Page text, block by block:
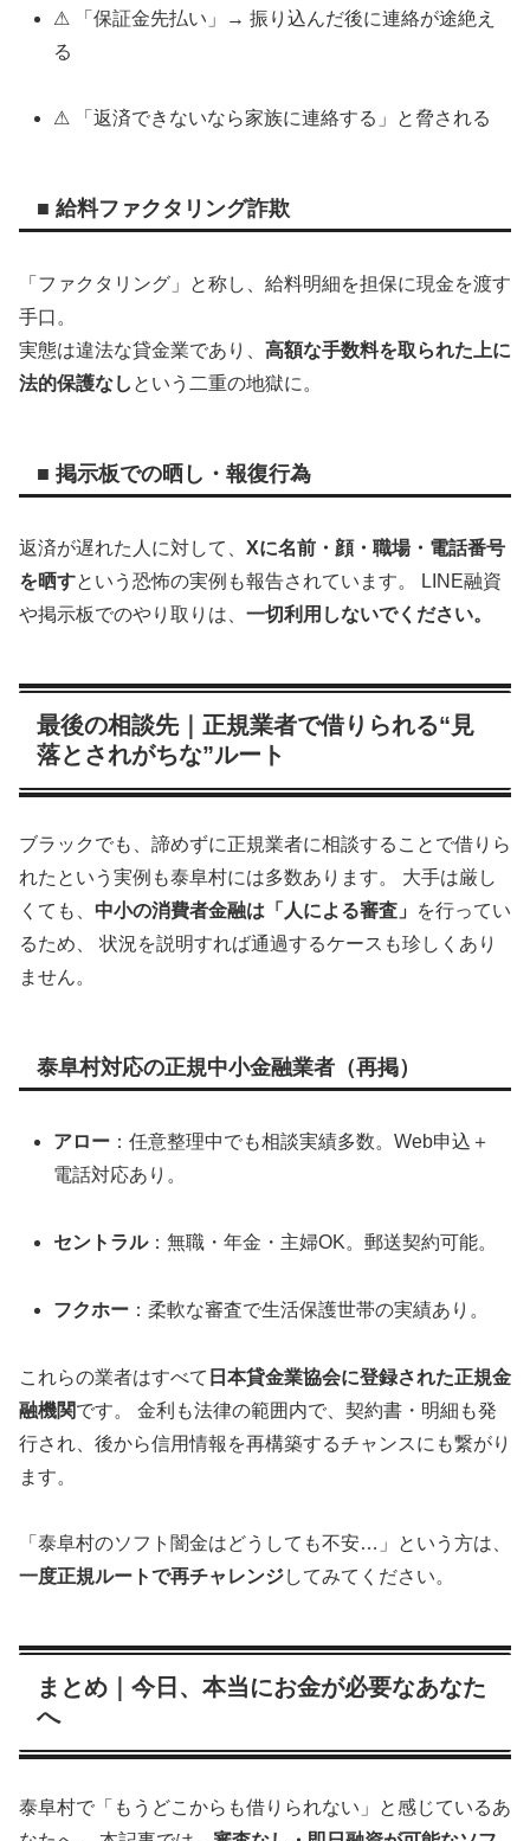
⚠ 「保証金先払い」→ 振り込んだ後に連絡が途絶え
る
⚠ 「返済できないなら家族に連絡する」と脅される
■ 給料ファクタリング詐欺
「ファクタリング」と称し、給料明細を担保に現金を渡す
手口。
実態は違法な貸金業であり、 高額な手数料を取られた上に
法的保護なし という二重の地獄に。
■ 掲示板での晒し・報復行為
返済が遅れた人に対して、 Xに名前・顔・職場・電話番号
を晒すという恐怖の実例も報告されています。 LINE融資
や掲示板でのやり取りは、 一切利用しないでください。
最後の相談先｜正規業者で借りられる“見
落とされがちな”ルート
ブラックでも、諦めずに正規業者に相談することで借りら
れたという実例も泰阜村には多数あります。 大手は厳し
くても、 中小の消費者金融は「人による審査」
を行ってい
るため、 状況を説明すれば通過するケースも珍しくあり
ません。
泰阜村対応の正規中小金融業者（再掲）
アロー ：任意整理中でも相談実績多数。Web申込＋
電話対応あり。
セントラル：無職・年金・主婦OK。郵送契約可能。
フクホー ：柔軟な審査で生活保護世帯の実績あり。
これらの業者はすべて 日本貸金業協会に登録された正規金
融機関です。 金利も法律の範囲内で、契約書・明細も発
行され、後から信用情報を再構築するチャンスにも繋がり
ます。
「泰阜村のソフト闇金はどうしても不安…」という方は、
一度正規ルートで再チャレンジしてみてください。
まとめ｜今日、本当にお金が必要なあなた
へ
泰阜村で「もうどこからも借りられない」と感じているあ